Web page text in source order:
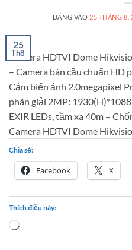
ĐĂNG VÀO 25 THÁNG 8,
25
Th8
Camera HDTVI Dome
– Camera bán cầu chuẩn HD
Cảm biến ảnh 2.0megapixel
phân giải 2MP:
EXIR LEDs, tầm xa 40m –
Camera HDTVI Dome
Chia sẻ:
Facebook X
Thích điều này:
Loading…